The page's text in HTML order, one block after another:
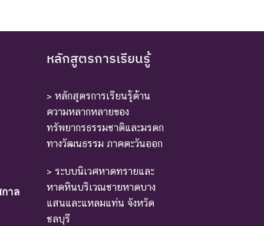
าล
หลักสูตรการเรียนรู้
> หลักสูตรการเรียนรู้ด้าน
ความหลากหลายของ
ทรัพยากรธรรมชาติและมรดก
ทางวัฒนธรรม ภาคตะวันออก
> ระบบนิเวศหาดทรายและ
หาดหินบริเวณชายหาดบาง
แสนและแหลมแท่น จังหวัด
ชลบุรี